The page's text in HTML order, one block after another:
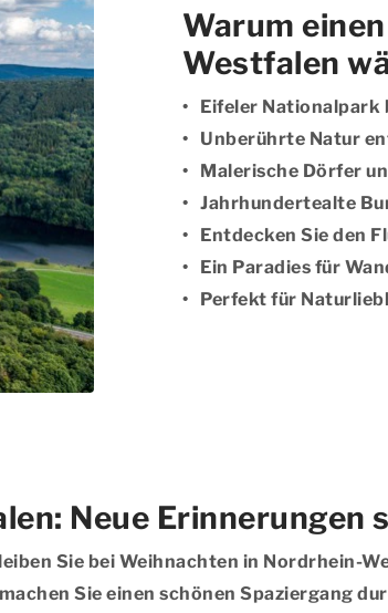
Warum
Westfalen
Eifeler Nationalpark
Unberührte Natur
Malerische Dörfer
Jahrhundertealte
Entdecken Sie den
Ein Paradies für
Perfekt für
Neue Erinnerungen
Sie bei Weihnachten in Nordrhein-
Sie einen schönen Spaziergang